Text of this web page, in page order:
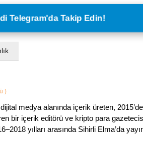
Telegram'da Takip Edin!
)
medya alanında içerik üreten,
bir içerik editörü ve kripto para
yılları arasında Sihirli Elma’da